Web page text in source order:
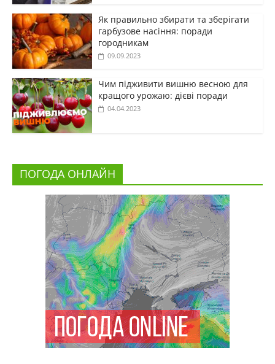
Як правильно збирати та зберігати
гарбузове насіння: поради
городникам
09.09.2023
Чим підживити вишню весною для
кращого урожаю: дієві поради
04.04.2023
ПОГОДА ОНЛАЙН